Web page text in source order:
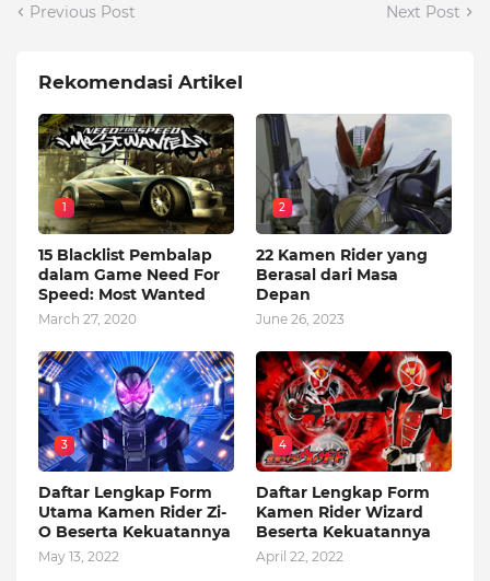
Previous Post Next Post
Rekomendasi Artikel
1
15 Blacklist Pembalap
dalam Game Need For
Speed: Most Wanted
March 27, 2020
2
22 Kamen Rider yang
Berasal dari Masa
Depan
June 26, 2023
3
Daftar Lengkap Form
Utama Kamen Rider Zi-
O Beserta Kekuatannya
May 13, 2022
4
Daftar Lengkap Form
Kamen Rider Wizard
Beserta Kekuatannya
April 22, 2022